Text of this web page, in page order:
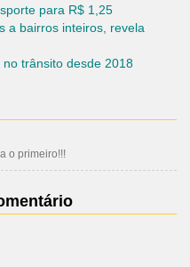
para R$ 1,25
a bairros inteiros, revela
trânsito desde 2018
o primeiro!!!